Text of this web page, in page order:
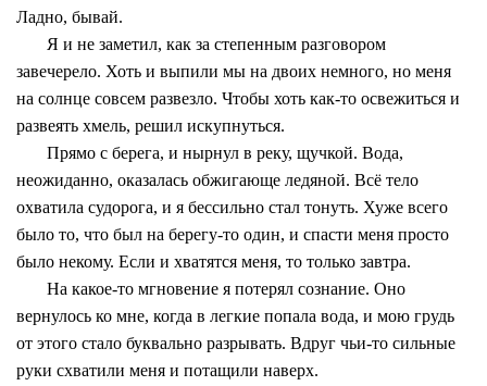
Ладно, бывай.
Я и не заметил, как за степенным разговором
завечерело. Хоть и выпили мы на двоих немного, но меня
на солнце совсем развезло. Чтобы хоть как-то освежиться и
развеять хмель, решил искупнуться.
Прямо с берега, и нырнул в реку, щучкой. Вода,
неожиданно, оказалась обжигающе ледяной. Всё тело
охватила судорога, и я бессильно стал тонуть. Хуже всего
было то, что был на берегу-то один, и спасти меня просто
было некому. Если и хватятся меня, то только завтра.
На какое-то мгновение я потерял сознание. Оно
вернулось ко мне, когда в легкие попала вода, и мою грудь
от этого стало буквально разрывать. Вдруг чьи-то сильные
руки схватили меня и потащили наверх.